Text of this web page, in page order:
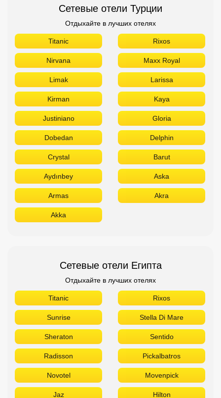
Сетевые отели Турции
Отдыхайте в лучших отелях
Titanic Rixos
Nirvana Maxx Royal
Limak Larissa
Kirman Kaya
Justiniano Gloria
Dobedan Delphin
Crystal Barut
Aydınbey Aska
Armas Akra
Akka
Сетевые отели Египта
Отдыхайте в лучших отелях
Titanic Rixos
Sunrise Stella Di Mare
Sheraton Sentido
Radisson Pickalbatros
Novotel Movenpick
Jaz Hilton